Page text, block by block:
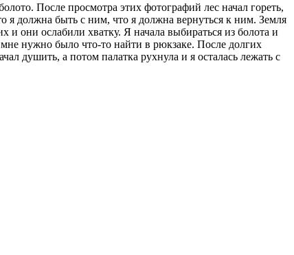
После просмотра этих фотографий лес начал гореть,
я должна быть с ним, что я должна вернуться к ним. Земля
и они ослабили хватку. Я начала выбираться из болота и
мне нужно было что-то найти в рюкзаке. После долгих
душить, а потом палатка рухнула и я осталась лежать с